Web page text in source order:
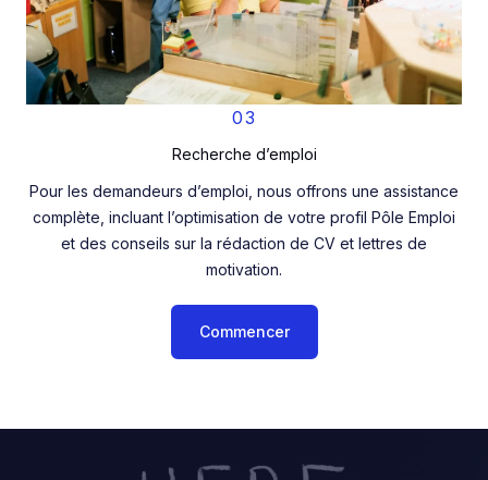
03
Recherche d’emploi
Pour les demandeurs d’emploi, nous offrons une assistance
complète, incluant l’optimisation de votre profil Pôle Emploi
et des conseils sur la rédaction de CV et lettres de
motivation.
Commencer